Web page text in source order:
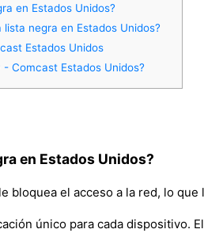
en Estados Unidos?
negra en Estados Unidos?
Estados Unidos
Comcast Estados Unidos?
en Estados Unidos?
bloquea el acceso a la red, lo
único para cada dispositivo.